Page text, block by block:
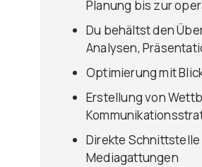
Planung bis zur
Du behältst den
Analysen,
Optimierung mit
Erstellung von
Direkte
Mediagattungen